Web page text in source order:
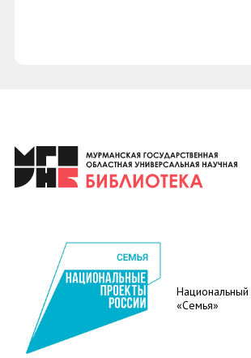
Национальный
«Семья»